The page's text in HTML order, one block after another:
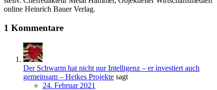
online Heinrich Bauer Verlag.
1 Kommentare
Der Schwarm hat nicht nur Intelligenz – er investiert auch
gemeinsam – Heikes Projekte sagt
24. Februar 2021